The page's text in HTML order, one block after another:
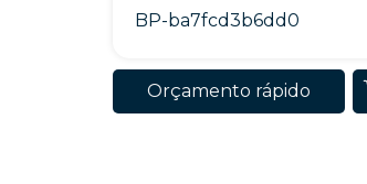
BP-ba7fcd3b6dd0
Orçamento rápido